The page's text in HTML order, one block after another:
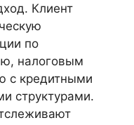
Клиент
по
налоговым
с кредитными
структурами.